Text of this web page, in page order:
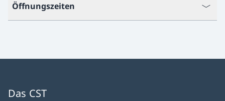
Öffnungszeiten
Das CST